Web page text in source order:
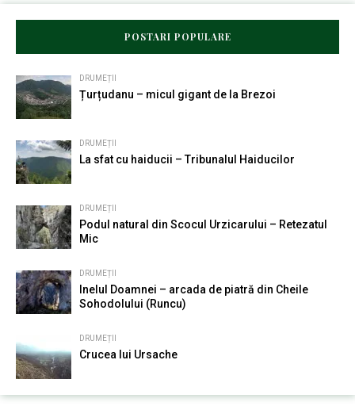
POSTARI POPULARE
DRUMEȚII
Țurțudanu – micul gigant de la Brezoi
DRUMEȚII
La sfat cu haiducii – Tribunalul Haiducilor
DRUMEȚII
Podul natural din Scocul Urzicarului – Retezatul
Mic
DRUMEȚII
Inelul Doamnei – arcada de piatră din Cheile
Sohodolului (Runcu)
DRUMEȚII
Crucea lui Ursache